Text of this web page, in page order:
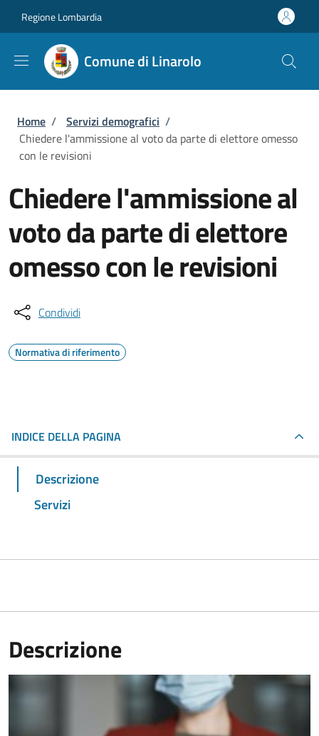
Regione Lombardia
Comune di Linarolo
Briciole di pane
Home / Servizi demografici /
Chiedere l'ammissione al voto da parte di elettore omesso
con le revisioni
Chiedere l'ammissione al
voto da parte di elettore
omesso con le revisioni
Condividi
Normativa di riferimento
INDICE DELLA PAGINA
Descrizione
Servizi
Descrizione